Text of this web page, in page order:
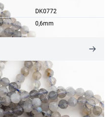
DK0772
0,6mm
Dostępność:wysoka